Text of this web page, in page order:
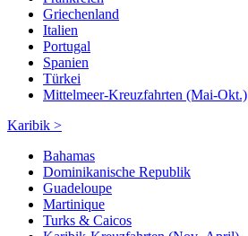
Griechenland
Italien
Portugal
Spanien
Türkei
Mittelmeer-Kreuzfahrten (Mai-Okt.)
Karibik >
Bahamas
Dominikanische Republik
Guadeloupe
Martinique
Turks & Caicos